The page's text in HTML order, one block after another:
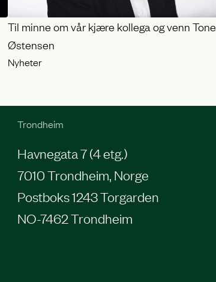
Til minne om vår kjære kollega og venn Tone
Østensen
Nyheter
Trondheim
Havnegata 7 (4 etg.)
7010 Trondheim, Norge
Postboks 1243 Torgarden
NO-7462 Trondheim